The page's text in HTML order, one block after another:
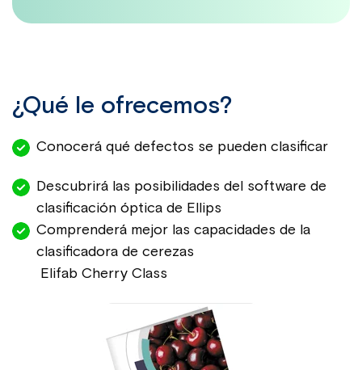
¿Qué le ofrecemos?
Conocerá qué defectos se pueden clasificar
Descubrirá las posibilidades del software de
clasificación óptica de Ellips
Comprenderá mejor las capacidades de la
clasificadora de cerezas
Elifab Cherry Class